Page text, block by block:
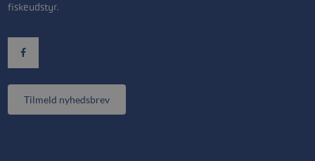
fiskeudstyr.
Tilmeld nyhedsbrev